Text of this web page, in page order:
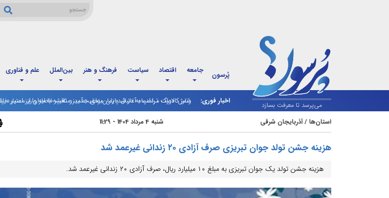
می‌پرسد تا معرفت بسازد
پُرسون جامعه اقتصاد سیاست فرهنگ و هنر بین‌الملل علم و فناوری
اخبار فوری: شارژ کالابرگ مردادماه آغاز شد؛ زمان‌بندی جدید و تغییر فاصله واریز اعتبار
ونس: دولت ترامپ به دنبال پایان موفقیت‌آمیز مناقشه با ایران از مسیر
استان‌ها /آذربایجان شرقی شنبه 4 مرداد 1404 - 11:29
هزینه جشن تولد جوان تبریزی صرف آزادی ۲۰ زندانی غیرعمد شد
هزینه جشن تولد یک جوان تبریزی به مبلغ ۱۰ میلیارد ریال، صرف آزادی ۲۰ زندانی غیرعمد شد.